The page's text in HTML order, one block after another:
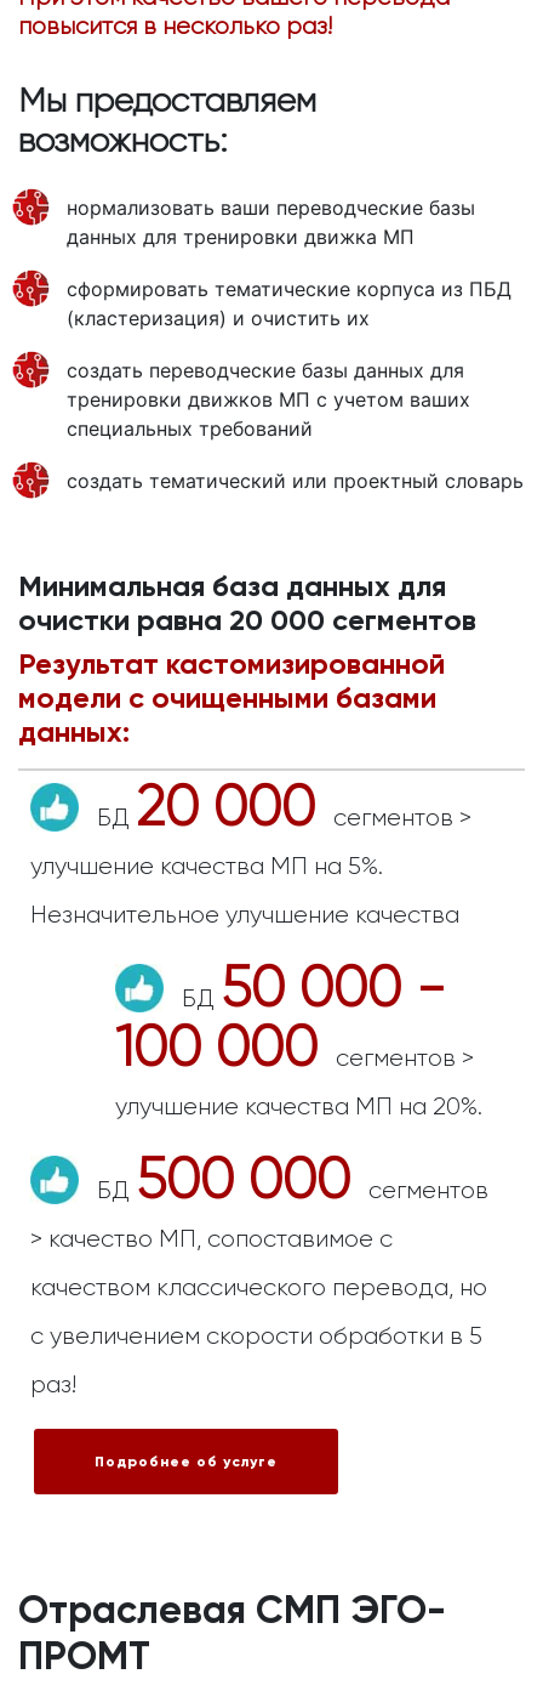
повысится в несколько раз!
Мы предоставляем
возможность:
нормализовать ваши переводческие базы
данных для тренировки движка МП
сформировать тематические корпуса из ПБД
(кластеризация) и очистить их
создать переводческие базы данных для
тренировки движков МП с учетом ваших
специальных требований
создать тематический или проектный словарь
Минимальная база данных для
очистки равна 20 000 сегментов
Результат кастомизированной
модели с очищенными базами
данных:
БД 20 000
сегментов >
улучшение качества МП на 5%.
Незначительное улучшение качества
БД 50 000 -
100 000
сегментов >
улучшение качества МП на 20%.
БД 500 000
сегментов
> качество МП, сопоставимое с
качеством классического перевода, но
с увеличением скорости обработки в 5
раз!
Подробнее об услуге
Отраслевая СМП ЭГО-
ПРОМТ